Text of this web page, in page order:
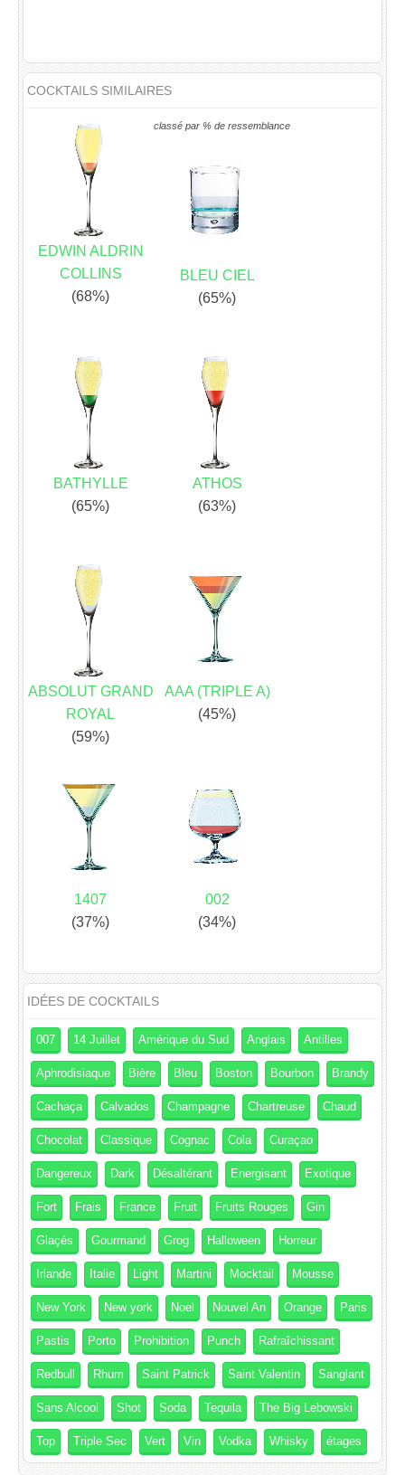
COCKTAILS SIMILAIRES
classé par % de ressemblance
EDWIN ALDRIN
COLLINS
(68%)
BLEU CIEL
(65%)
BATHYLLE
(65%)
ATHOS
(63%)
ABSOLUT GRAND
ROYAL
(59%)
AAA (TRIPLE A)
(45%)
1407
(37%)
002
(34%)
IDÉES DE COCKTAILS
007 14 Juillet Amérique du Sud Anglais Antilles
Aphrodisiaque Bière Bleu Boston Bourbon Brandy
Cachaça Calvados Champagne Chartreuse Chaud
Chocolat Classique Cognac Cola Curaçao
Dangereux Dark Désaltérant Energisant Exotique
Fort Frais France Fruit Fruits Rouges Gin
Glaçés Gourmand Grog Halloween Horreur
Irlande Italie Light Martini Mocktail Mousse
New York New york Noel Nouvel An Orange Paris
Pastis Porto Prohibition Punch Rafraîchissant
Redbull Rhum Saint Patrick Saint Valentin Sanglant
Sans Alcool Shot Soda Tequila The Big Lebowski
Top Triple Sec Vert Vin Vodka Whisky étages